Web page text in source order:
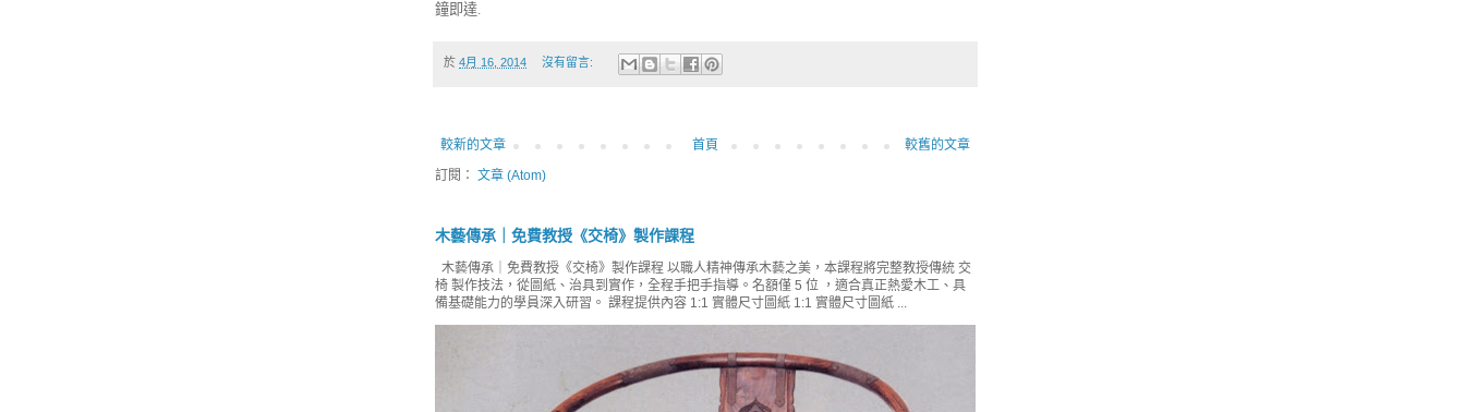
鐘即達.
於 4月 16, 2014 沒有留言:
較新的文章 較舊的文章
首頁
訂閱： 文章 (Atom)
木藝傳承｜免費教授《交椅》製作課程
木藝傳承｜免費教授《交椅》製作課程 以職人精神傳承木藝之美，本課程將完整教授傳統 交
椅 製作技法，從圖紙、治具到實作，全程手把手指導。名額僅 5 位 ，適合真正熱愛木工、具
備基礎能力的學員深入研習。 課程提供內容 1:1 實體尺寸圖紙 1:1 實體尺寸圖紙 ...